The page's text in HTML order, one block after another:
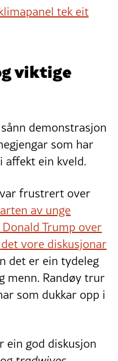
tek eit
viktige
demonstrasjon
som har
ein kveld.
var frustrert over
av unge
Trump over
vore diskusjonar
det er ein tydeleg
menn. Randøy trur
som dukkar opp i
ein god diskusjon